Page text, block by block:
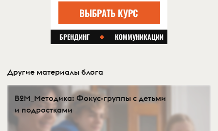
Другие материалы блога
B2M_Методика: Фокус-группы с детьми
и подростками